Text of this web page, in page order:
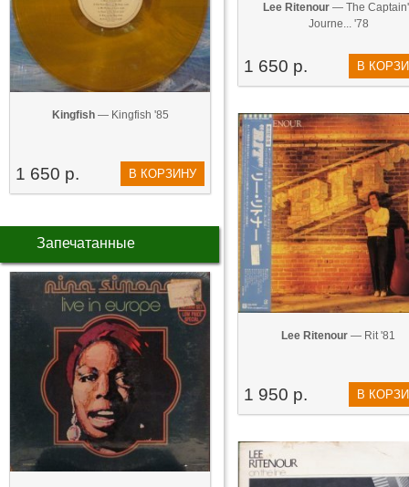
Kingfish— Kingfish '85
1 650 р. В КОРЗИНУ
Запечатанные
Lee Ritenour— The
Journe... '78
1 650 р. В
Lee Ritenour — Rit '81
1 950 р. В